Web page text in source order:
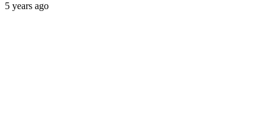
5 years ago